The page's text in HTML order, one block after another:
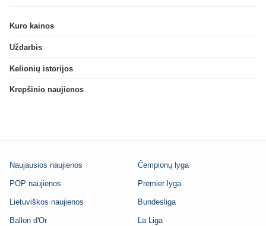
Kuro kainos
Uždarbis
Kelionių istorijos
Krepšinio naujienos
Naujausios naujienos
POP naujienos
Lietuviškos naujienos
Ballon d'Or
Čempionų lyga
Premier lyga
Bundesliga
La Liga